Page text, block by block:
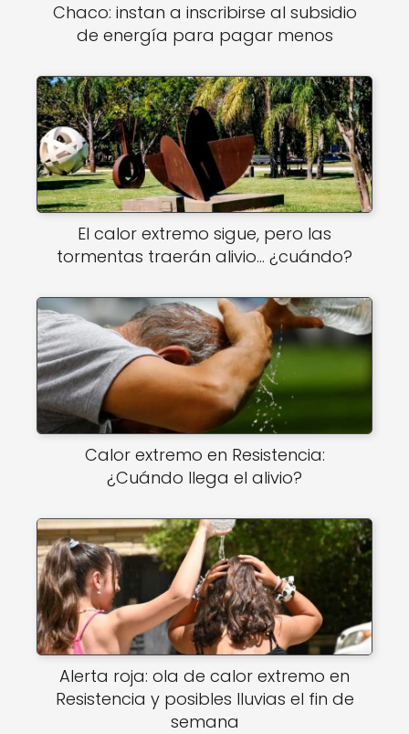
Chaco: instan a inscribirse al subsidio
de energía para pagar menos
El calor extremo sigue, pero las
tormentas traerán alivio… ¿cuándo?
Calor extremo en Resistencia:
¿Cuándo llega el alivio?
Alerta roja: ola de calor extremo en
Resistencia y posibles lluvias el fin de
semana